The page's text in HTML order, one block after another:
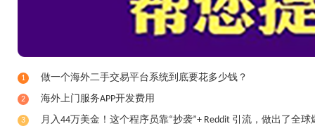
1 做一个海外二手交易平台系统到底要花多少钱？
2 ​海外上门服务APP开发费用
3 月入44万美金！这个程序员靠“抄袭”+ Reddit 引流，做出了全球